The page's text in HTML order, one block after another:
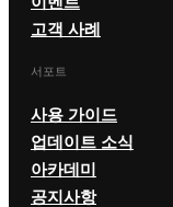
고객 사례
서포트
사용 가이드
업데이트 소식
아카데미
공지사항